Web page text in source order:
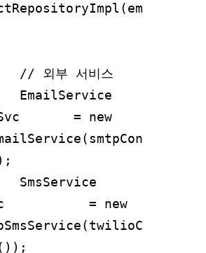
// 외부 서비스
EmailService
= new
SmsService
= new